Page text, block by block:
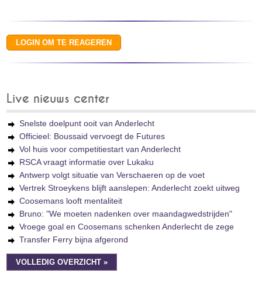
Live nieuws center
Snelste doelpunt ooit van Anderlecht
Officieel: Boussaid vervoegt de Futures
Vol huis voor competitiestart van Anderlecht
RSCA vraagt informatie over Lukaku
Antwerp volgt situatie van Verschaeren op de voet
Vertrek Stroeykens blijft aanslepen: Anderlecht zoekt uitweg
Coosemans looft mentaliteit
Bruno: "We moeten nadenken over maandagwedstrijden"
Vroege goal en Coosemans schenken Anderlecht de zege
Transfer Ferry bijna afgerond
VOLLEDIG OVERZICHT »